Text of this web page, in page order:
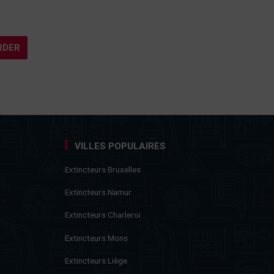
VILLES POPULAIRES
Extincteurs Bruxelles
Extincteurs Namur
Extincteurs Charleroi
Extincteurs Mons
Extincteurs Liège